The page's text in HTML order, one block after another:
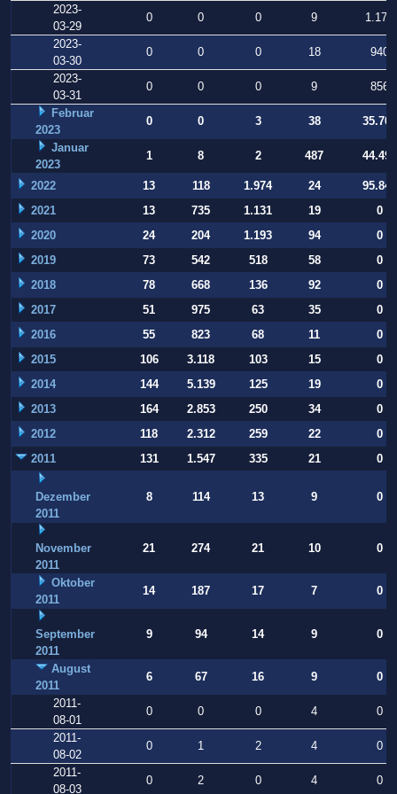
2023-
03-29
0 0 0 9
1.178
2023-
03-30
0 0 0 18
940
2023-
03-31
0 0 0 9
856
Februar
2023
0 0 3 38
35.709
Januar
2023
1 8 2 487 44.497
2022 13 118 1.974 24
95.847
2021
13 735 1.131 19
0
2020
24 204 1.193 94
0
2019
73 542 518 58
0
2018
78 668 136 92
0
2017
51 975 63 35
0
2016
55 823 68 11
0
2015
106 3.118 103 15
0
2014
144 5.139 125 19
0
2013
164 2.853 250 34
0
2012
118 2.312 259 22
0
2011
131 1.547 335 21 0
Dezember
2011
8 114 13 9 0
November
2011
21 274 21 10 0
Oktober
2011
14 187 17 7 0
September
2011
9 94 14 9 0
August
2011
6 67 16 9
0
2011-
08-01
0 0 0 4
0
2011-
08-02
0 1 2 4
0
2011-
08-03
0 2 0 4 0